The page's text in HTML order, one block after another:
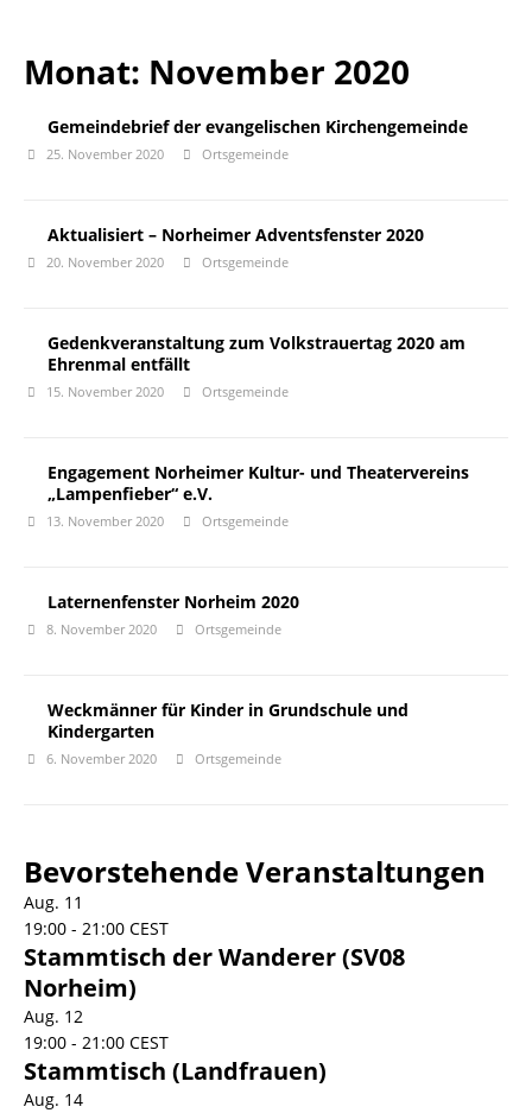
Monat: November 2020
Gemeindebrief der evangelischen Kirchengemeinde
25. November 2020 Ortsgemeinde
Aktualisiert – Norheimer Adventsfenster 2020
20. November 2020 Ortsgemeinde
Gedenkveranstaltung zum Volkstrauertag 2020 am
Ehrenmal entfällt
15. November 2020 Ortsgemeinde
Engagement Norheimer Kultur- und Theatervereins
„Lampenfieber“ e.V.
13. November 2020 Ortsgemeinde
Laternenfenster Norheim 2020
8. November 2020 Ortsgemeinde
Weckmänner für Kinder in Grundschule und
Kindergarten
6. November 2020 Ortsgemeinde
Bevorstehende Veranstaltungen
Aug. 11
19:00 - 21:00 CEST
Stammtisch der Wanderer (SV08
Norheim)
Aug. 12
19:00 - 21:00 CEST
Stammtisch (Landfrauen)
Aug. 14